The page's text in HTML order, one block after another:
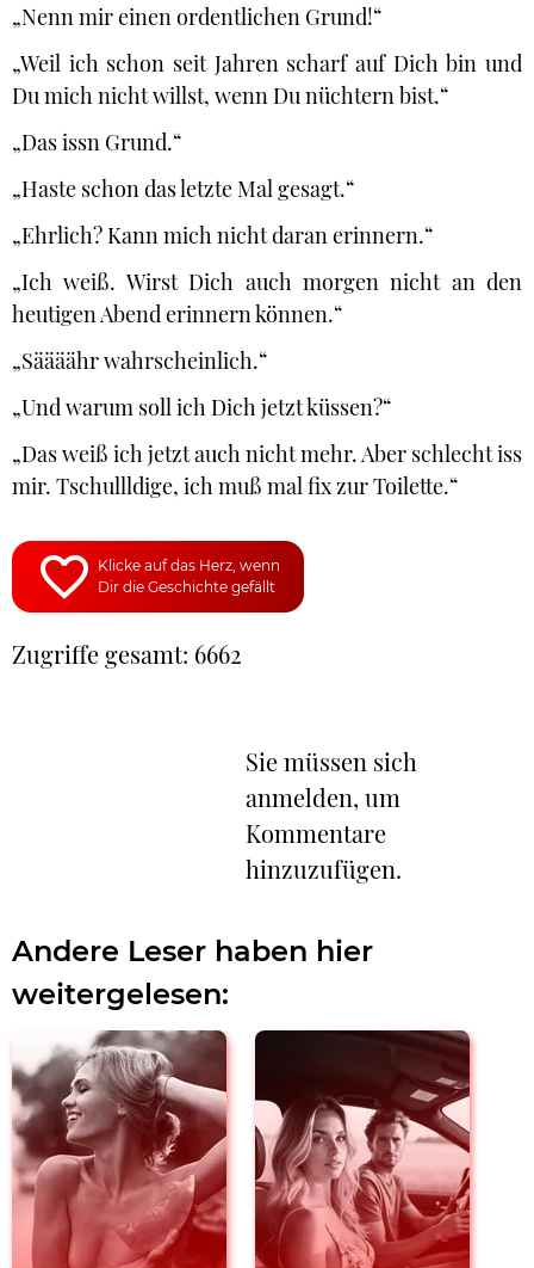
„Nenn mir einen ordentlichen Grund!“
„Weil ich schon seit Jahren scharf auf Dich bin und
Du mich nicht willst, wenn Du nüchtern bist.“
„Das issn Grund.“
„Haste schon das letzte Mal gesagt.“
„Ehrlich? Kann mich nicht daran erinnern.“
„Ich weiß. Wirst Dich auch morgen nicht an den
heutigen Abend erinnern können.“
„Säääähr wahrscheinlich.“
„Und warum soll ich Dich jetzt küssen?“
„Das weiß ich jetzt auch nicht mehr. Aber schlecht iss
mir. Tschullldige, ich muß mal fix zur Toilette.“
Klicke auf das Herz, wenn
Dir die Geschichte gefällt
Zugriffe gesamt: 6662
Sie müssen sich
anmelden, um
Kommentare
hinzuzufügen.
Andere Leser haben hier
weitergelesen: